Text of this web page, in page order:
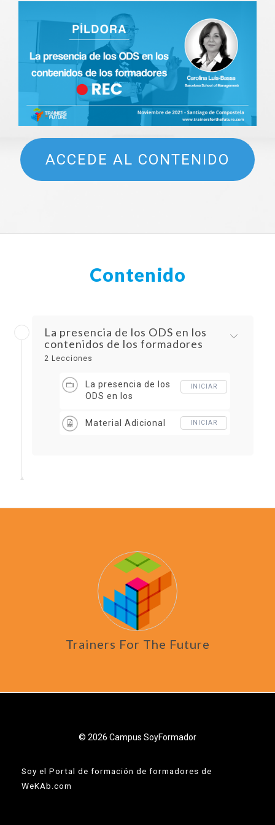
ACCEDE AL CONTENIDO
Contenido
La presencia de los ODS en los
contenidos de los formadores
2 Lecciones
La presencia de los
ODS en los
formadores
INICIAR
Material Adicional INICIAR
Trainers For The Future
© 2026 Campus SoyFormador
Soy el Portal de formación de formadores de
WeKAb.com